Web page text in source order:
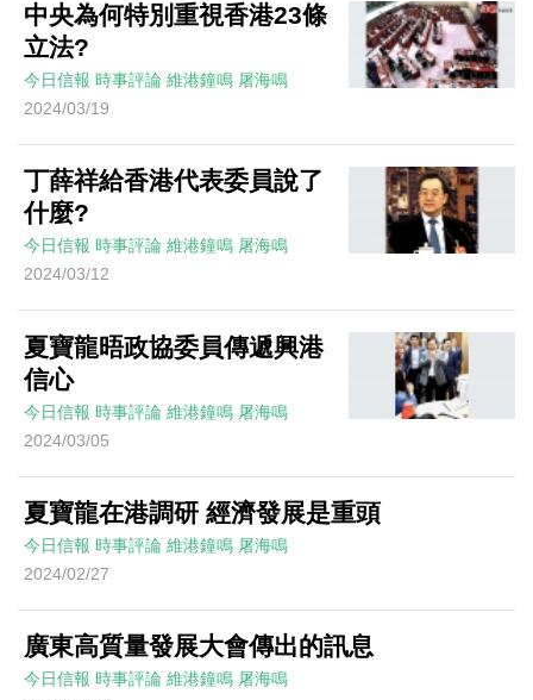
中央為何特別重視香港23條
立法?
今日信報 時事評論 維港鐘鳴 屠海鳴
2024/03/19
丁薛祥給香港代表委員說了
什麼?
今日信報 時事評論 維港鐘鳴 屠海鳴
2024/03/12
夏寶龍晤政協委員傳遞興港
信心
今日信報 時事評論 維港鐘鳴 屠海鳴
2024/03/05
夏寶龍在港調研 經濟發展是重頭
今日信報 時事評論 維港鐘鳴 屠海鳴
2024/02/27
廣東高質量發展大會傳出的訊息
今日信報 時事評論 維港鐘鳴 屠海鳴